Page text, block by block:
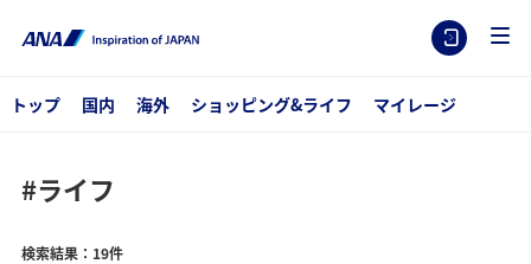
トップ 国内 海外 ショッピング&ライフ マイレージ
#ライフ
検索結果：19件